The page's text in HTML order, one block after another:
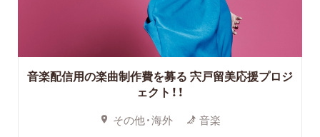
音楽配信用の楽曲制作費を募る 宍戸留美応援プロジ
ェクト！！
その他・海外 音楽